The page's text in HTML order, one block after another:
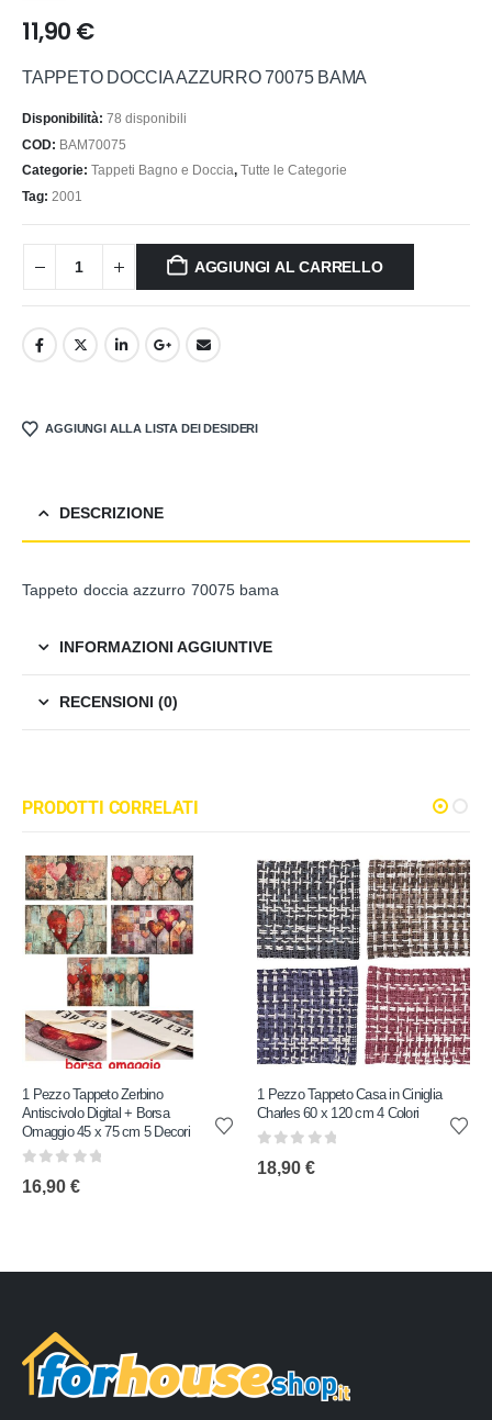
11,90 €
TAPPETO DOCCIA AZZURRO 70075 BAMA
Disponibilità: 78 disponibili
COD: BAM70075
Categorie: Tappeti Bagno e Doccia, Tutte le Categorie
Tag: 2001
AGGIUNGI AL CARRELLO
AGGIUNGI ALLA LISTA DEI DESIDERI
DESCRIZIONE
Tappeto doccia azzurro 70075 bama
INFORMAZIONI AGGIUNTIVE
RECENSIONI (0)
PRODOTTI CORRELATI
1 Pezzo Tappeto Zerbino
Antiscivolo Digital + Borsa
Omaggio 45 x 75 cm 5 Decori
16,90 €
1 Pezzo Tappeto Casa in Ciniglia
Charles 60 x 120 cm 4 Colori
18,90 €